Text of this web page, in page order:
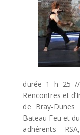
durée 1 h 25
Rencontres et
de Bray-
Bateau Feu et
adhérents